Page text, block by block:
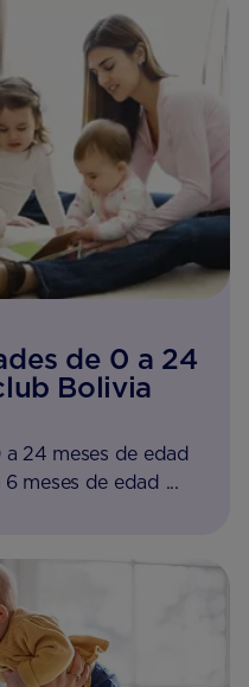
de 0 a 24
Bolivia
24 meses de edad
meses de edad ...